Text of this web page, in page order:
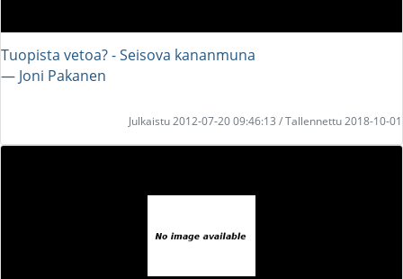
Tuopista vetoa? - Seisova kananmuna
― Joni Pakanen
Julkaistu 2012-07-20 09:46:13 / Tallennettu 2018-10-01